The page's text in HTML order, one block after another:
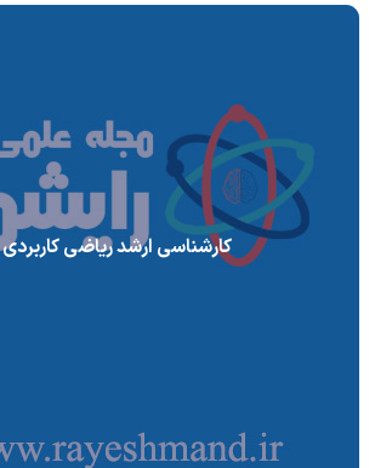
کارشناسی ارشد ریاضی کاربردی